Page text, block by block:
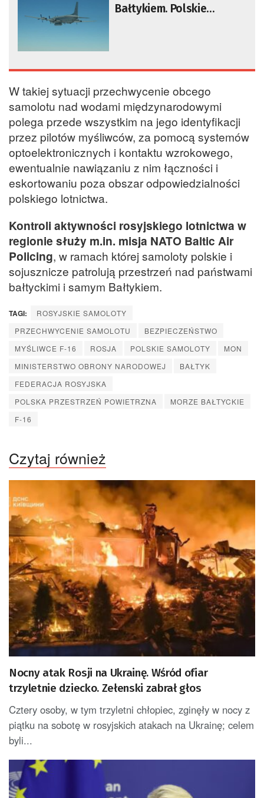
Bałtykiem. Polskie
W takiej sytuacji przechwycenie obcego
samolotu nad wodami międzynarodowymi
polega przede wszystkim na jego identyfikacji
przez pilotów myśliwców, za pomocą systemów
optoelektronicznych i kontaktu wzrokowego,
ewentualnie nawiązaniu z nim łączności i
eskortowaniu poza obszar odpowiedzialności
polskiego lotnictwa.
Kontroli aktywności rosyjskiego lotnictwa w
regionie służy m.in. misja NATO Baltic Air
Policing, w ramach której samoloty polskie i
sojusznicze patrolują przestrzeń nad państwami
bałtyckimi i samym Bałtykiem.
TAGI:
ROSYJSKIE SAMOLOTY
PRZECHWYCENIE SAMOLOTU
BEZPIECZEŃSTWO
MYŚLIWCE F-16
ROSJA POLSKIE SAMOLOTY
MON
MINISTERSTWO OBRONY NARODOWEJ
BAŁTYK
FEDERACJA ROSYJSKA
POLSKA PRZESTRZEŃ POWIETRZNA
MORZE BAŁTYCKIE
F-16
Czytaj również
Nocny atak Rosji na Ukrainę. Wśród ofiar
trzyletnie dziecko. Zełenski zabrał głos
Cztery osoby, w tym trzyletni chłopiec, zginęły w nocy z
piątku na sobotę w rosyjskich atakach na Ukrainę; celem
byli...